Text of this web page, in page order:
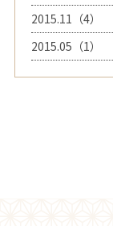
2015.11（4）
2015.05（1）